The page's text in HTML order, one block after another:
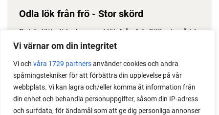
Vi värnar om din integritet
Vi och våra 1729 partnersanvänder cookies och andra
spårningstekniker för att förbättra din upplevelse på vår
webbplats. Vi kan lagra och/eller komma åt information från
din enhet och behandla personuppgifter, såsom din IP-adress
och surfdata, för ändamål som att ge dig personliga annonser
Odla lök från frö - Stor skörd
Det är lätt att lyckas med lök från frö. Följ min sådd
under säsongen och få tips om hur du sår, skolar